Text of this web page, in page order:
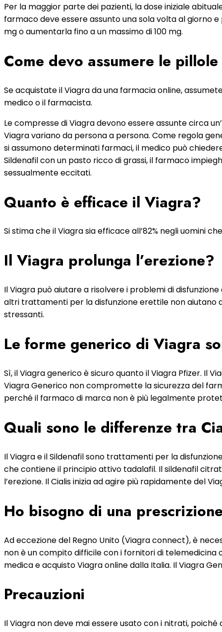
Per la maggior parte dei pazienti, la dose iniziale
farmaco deve essere assunto una sola volta al giorno
mg o aumentarla fino a un massimo di 100 mg.
Come devo assumere le
Se acquistate il Viagra da una farmacia online,
medico o il farmacista.
Le compresse di Viagra devono essere assunte circa
Viagra variano da persona a persona. Come regola
si assumono determinati farmaci, il medico può
Sildenafil con un pasto ricco di grassi, il farmaco
sessualmente eccitati.
Quanto è efficace il Viagra?
Si stima che il Viagra sia efficace all’82% negli uomini
Il Viagra prolunga l’erezione?
Il Viagra può aiutare a risolvere i problemi di
altri trattamenti per la disfunzione erettile non aiutano
stressanti.
Le forme generico di Viagra
Sì, il Viagra generico è sicuro quanto il Viagra Pfizer. Il
Viagra Generico non compromette la sicurezza del
perché il farmaco di marca non è più legalmente
Quali sono le differenze tra
Il Viagra e il Sildenafil sono trattamenti per la
che contiene il principio attivo tadalafil. Il sildenafil
l’erezione. Il Cialis inizia ad agire più rapidamente del
Ho bisogno di una
Ad eccezione del Regno Unito (Viagra connect), è
non è un compito difficile con i fornitori di telemedicina
medica e acquisto Viagra online dalla Italia. Il Viagra
Precauzioni
Il Viagra non deve mai essere usato con i nitrati,